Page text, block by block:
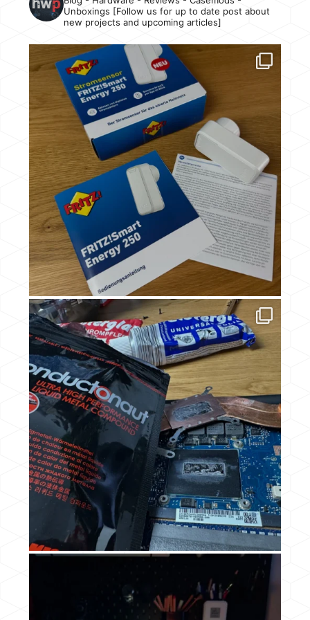
Unboxings [Follow us for up to date post about
new projects and upcoming articles]